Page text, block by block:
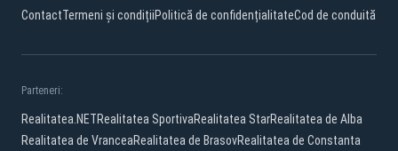
ContactTermeni și condițiiPolitică de confidențialitateCod de conduită
Parteneri:
Realitatea.NETRealitatea SportivaRealitatea StarRealitatea de Alba
Realitatea de VranceaRealitatea de BrasovRealitatea de Constanta